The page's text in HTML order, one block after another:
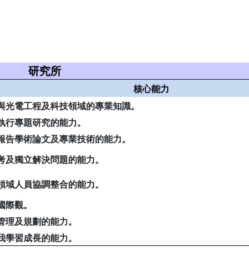
研究所
核心能力
光電工程及科技領域的專業知識。
行專題研究的能力。
告學術論文及專業技術的能力。
及獨立解決問題的能力。
域人員協調整合的能力。
觀。
理及規劃的能力。
學習成長的能力。